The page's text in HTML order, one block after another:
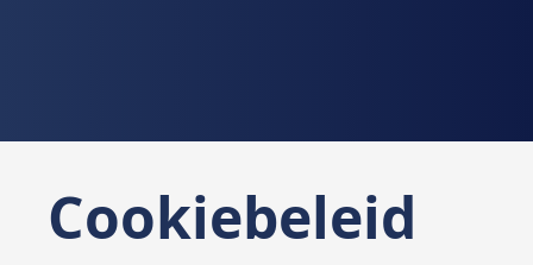
Cookiebeleid